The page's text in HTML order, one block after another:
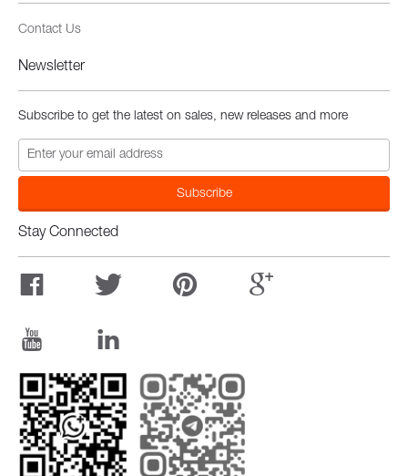
Contact Us
Newsletter
Subscribe to get the latest on sales, new releases and more
Stay Connected